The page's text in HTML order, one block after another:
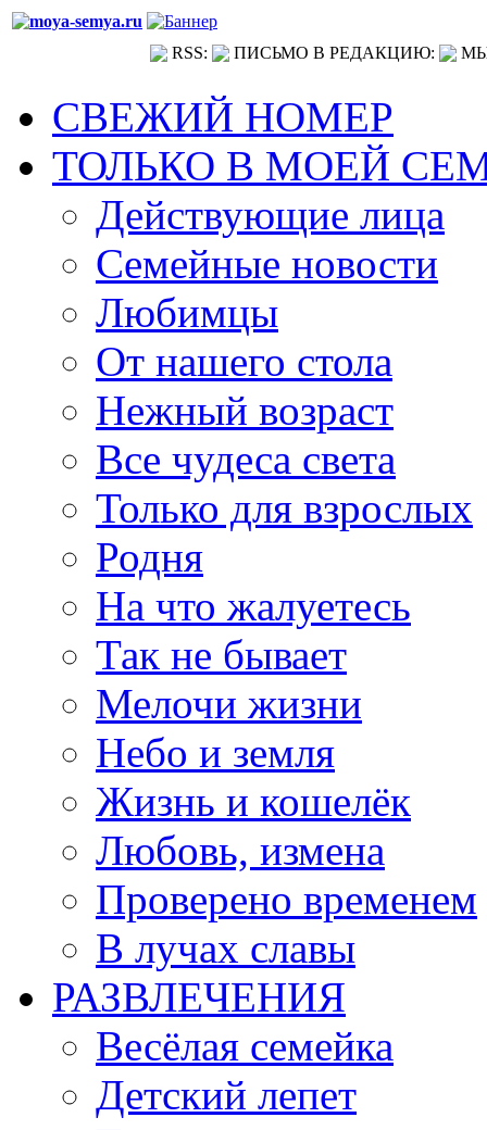
RSS: ПИСЬМО В РЕДАКЦИЮ:
СВЕЖИЙ НОМЕР
ТОЛЬКО В МОЕЙ
Действующие лица
Семейные новости
Любимцы
От нашего стола
Нежный возраст
Все чудеса света
Только для взрослых
Родня
На что жалуетесь
Так не бывает
Мелочи жизни
Небо и земля
Жизнь и кошелёк
Любовь, измена
Проверено временем
В лучах славы
РАЗВЛЕЧЕНИЯ
Весёлая семейка
Детский лепет